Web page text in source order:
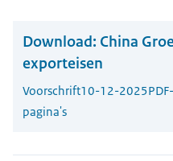
Download: China
exporteisen
Voorschrift10-12-2025
pagina's